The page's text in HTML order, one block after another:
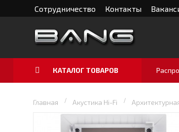
Сотрудничество Контакты
КАТАЛОГ ТОВАРОВ
Главная Акустика Hi-Fi